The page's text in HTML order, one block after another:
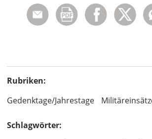
Rubriken:
Gedenktage/Jahrestage
Schlagwörter: